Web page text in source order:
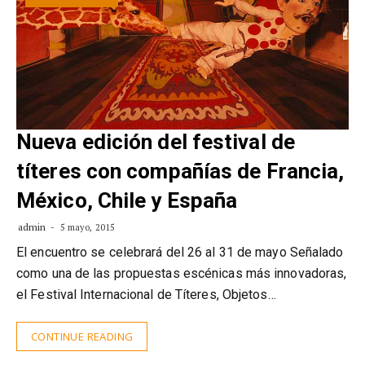
Nueva edición del festival de
títeres con compañías de Francia,
México, Chile y España
admin 5 mayo, 2015
El encuentro se celebrará del 26 al 31 de mayo Señalado
como una de las propuestas escénicas más innovadoras,
el Festival Internacional de Títeres, Objetos…
CONTINUE READING